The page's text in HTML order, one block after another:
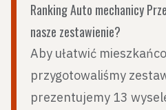
Ranking Auto mechanicy
nasze zestawienie?
Aby ułatwić
przygotowaliśmy
prezentujemy 13